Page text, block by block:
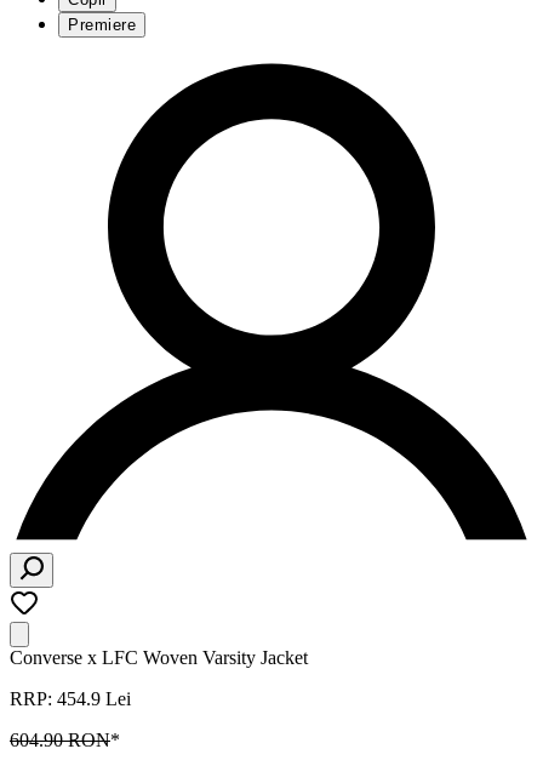
Premiere
Converse x LFC Woven Varsity Jacket
RRP: 454.9 Lei
604.90 RON*